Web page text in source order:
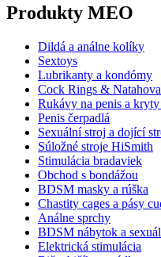
Produkty MEO
Dildá a análne kolíky
Sextoys
Lubrikanty a kondómy
Cock Rings &
Rukávy na penis a kryty
Penis čerpadlá
Sexuální stroj a dojící
Súložné stroje HiSmith
Stimulácia bradaviek
Obchod s bondážou
BDSM masky a rúška
Chastity cages a pásy
Análne sprchy
BDSM nábytok a
Elektrická stimulácia